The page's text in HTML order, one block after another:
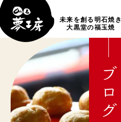
未来を創る明石焼き
大黒堂の福玉焼
ブログ